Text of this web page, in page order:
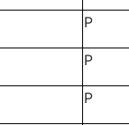
P
P
P